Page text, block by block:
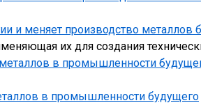
и меняет производство металлов
их для создания
в промышленности будущего